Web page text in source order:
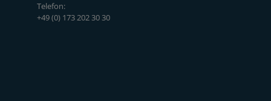
Telefon:
+49 (0) 173 202 30 30